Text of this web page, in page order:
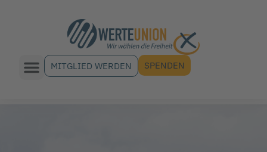
MITGLIED WERDEN SPENDEN